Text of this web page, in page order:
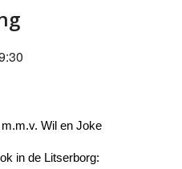
Wil en Joke
in de Litserborg: